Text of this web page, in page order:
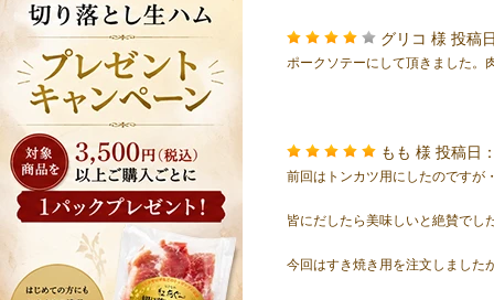
グリコ 様 投稿
ポークソテーにして頂きました。
もも 様 投稿日
前回はトンカツ用にしたのですが
皆にだしたら美味しいと絶賛でし
今回はすき焼き用を注文しました